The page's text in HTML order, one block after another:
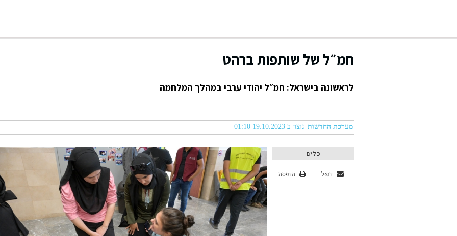
חמ״ל של שותפות ברהט
לראשונה בישראל: חמ״ל יהודי ערבי במהלך המלחמה
מערכת החדשות נוצר ב 19.10.2023 01:10
כלים
הדפסה דואל